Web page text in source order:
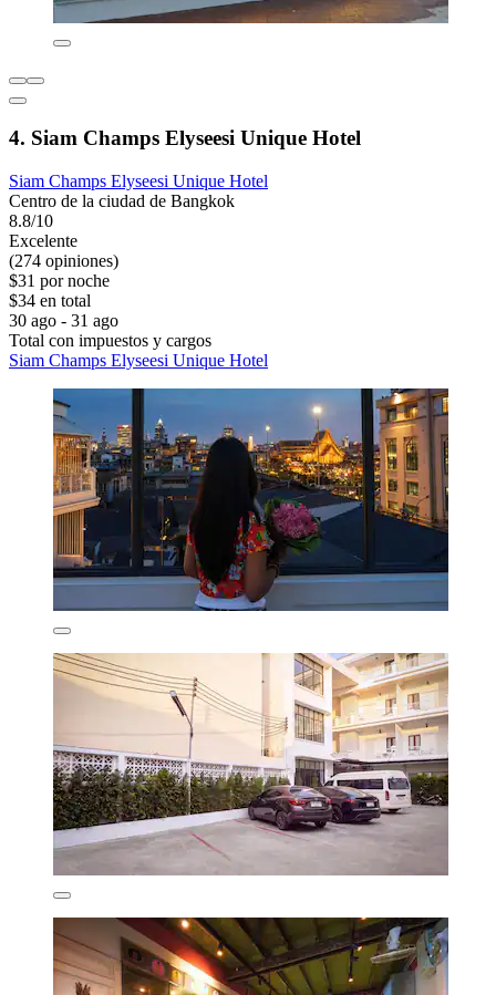
4. Siam Champs Elyseesi Unique Hotel
Siam Champs Elyseesi Unique Hotel
Centro de la ciudad de Bangkok
8.8/10
Excelente
(274 opiniones)
$31 por noche
$34 en total
30 ago - 31 ago
Total con impuestos y cargos
Siam Champs Elyseesi Unique Hotel